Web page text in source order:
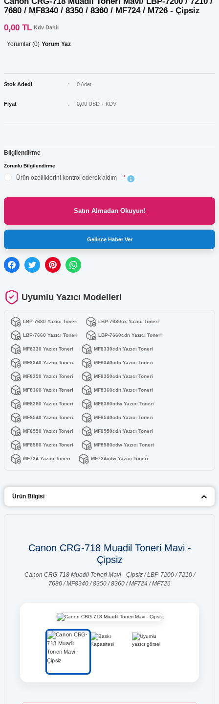
7680 / MF8340 / 8350 / 8360 / MF724 / M726 - Çipsiz
0,00 TL Kdv Dahil
Yorumlar (0) Yorum Yaz
Stok Adedi 0 Adet
Fiyat 0,00 USD + KDV
Bilgilendirme
Zorunlu Bilgilendirme
Ürün özelliklerini kontrol ederek aldım *
Satın Almadan Okuyun!
Gelince Haber Ver
Uyumlu Yazıcı Modelleri
LBP-7680 Yazıcı Toneri LBP-7680cx Yazıcı Toneri
LBP-7660 Yazıcı Toneri LBP-7660cdn Yazıcı Toneri
MF8330 Yazıcı Toneri MF8330cdn Yazıcı Toneri
MF8340 Yazıcı Toneri MF8340cdn Yazıcı Toneri
MF8350 Yazıcı Toneri MF8350cdn Yazıcı Toneri
MF8360 Yazıcı Toneri MF8360cdn Yazıcı Toneri
MF8380 Yazıcı Toneri MF8380cdw Yazıcı Toneri
MF8540 Yazıcı Toneri MF8540cdn Yazıcı Toneri
MF8550 Yazıcı Toneri MF8550cdn Yazıcı Toneri
MF8580 Yazıcı Toneri MF8580cdw Yazıcı Toneri
MF724 Yazıcı Toneri MF724cdw Yazıcı Toneri
Ürün Bilgisi
Canon CRG-718 Muadil Toneri Mavi -
Çipsiz
Canon CRG-718 Muadil Toneri Mavi - Çipsiz / LBP-7200 / 7210 /
7680 / MF8340 / 8350 / 8360 / MF724 / MF726